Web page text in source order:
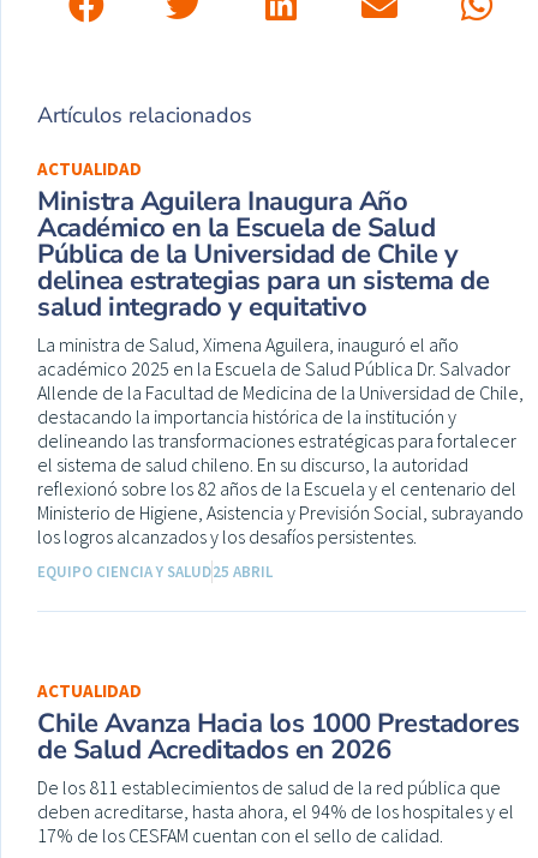
Artículos relacionados
ACTUALIDAD
Ministra Aguilera Inaugura Año
Académico en la Escuela de Salud
Pública de la Universidad de Chile y
delinea estrategias para un sistema de
salud integrado y equitativo
La ministra de Salud, Ximena Aguilera, inauguró el año
académico 2025 en la Escuela de Salud Pública Dr. Salvador
Allende de la Facultad de Medicina de la Universidad de Chile,
destacando la importancia histórica de la institución y
delineando las transformaciones estratégicas para fortalecer
el sistema de salud chileno. En su discurso, la autoridad
reflexionó sobre los 82 años de la Escuela y el centenario del
Ministerio de Higiene, Asistencia y Previsión Social, subrayando
los logros alcanzados y los desafíos persistentes.
EQUIPO CIENCIA Y SALUD25 ABRIL
ACTUALIDAD
Chile Avanza Hacia los 1000 Prestadores
de Salud Acreditados en 2026
De los 811 establecimientos de salud de la red pública que
deben acreditarse, hasta ahora, el 94% de los hospitales y el
17% de los CESFAM cuentan con el sello de calidad.